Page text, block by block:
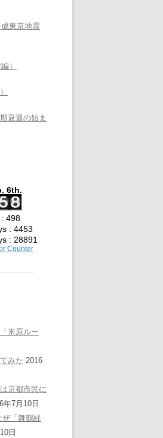
東京地震
）
衰退の始ま
6th.
498
: 4453
: 28891
Counter
米原ルー
みた 2016
京都市民に
年7月10日
「舞鶴経
日